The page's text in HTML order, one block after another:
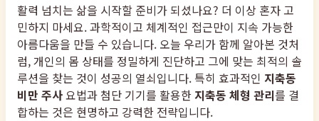
활력 넘치는 삶을 시작할 준비가 되셨나요? 더 이상 혼자 고
민하지 마세요. 과학적이고 체계적인 접근만이 지속 가능한
아름다움을 만들 수 있습니다. 오늘 우리가 함께 알아본 것처
럼, 개인의 몸 상태를 정밀하게 진단하고 그에 맞는 최적의 솔
루션을 찾는 것이 성공의 열쇠입니다. 특히 효과적인 지축동
비만 주사요법과 첨단 기기를 활용한 지축동 체형 관리를 결
합하는 것은 현명하고 강력한 전략입니다.